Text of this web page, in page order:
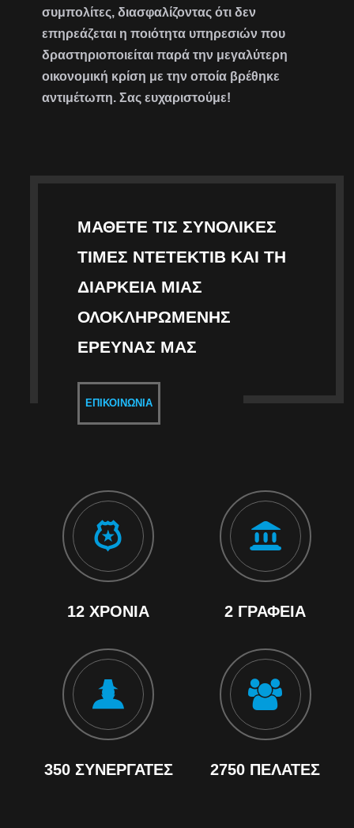
συμπολίτες, διασφαλίζοντας ότι δεν
επηρεάζεται η ποιότητα υπηρεσιών που
δραστηριοποιείται παρά την μεγαλύτερη
οικονομική κρίση με την οποία βρέθηκε
αντιμέτωπη. Σας ευχαριστούμε!
ΜΆΘΕΤΕ ΤΙΣ ΣΥΝΟΛΙΚΈΣ
ΤΙΜΈΣ ΝΤΕΤΈΚΤΙΒ ΚΑΙ ΤΗ
ΔΙΆΡΚΕΙΑ ΜΙΑΣ
ΟΛΟΚΛΗΡΩΜΈΝΗΣ
ΈΡΕΥΝΑΣ ΜΑΣ
ΕΠΙΚΟΙΝΩΝΊΑ
12 ΧΡΌΝΙΑ 2 ΓΡΑΦΕΊΑ
350 ΣΥΝΕΡΓΆΤΕΣ 2750 ΠΕΛΆΤΕΣ